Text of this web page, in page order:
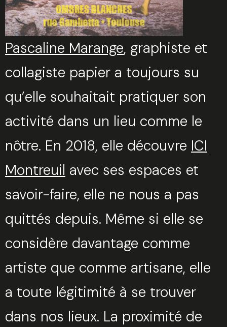
Pascaline Marange, graphiste et
collagiste papier a toujours su
qu’elle souhaitait pratiquer son
activité dans un lieu comme le
nôtre. En 2018, elle découvre ICI
Montreuil avec ses espaces et
savoir-faire, elle ne nous a pas
quittés depuis. Même si elle se
considère davantage comme
artiste que comme artisane, elle
a toute légitimité à se trouver
dans nos lieux. La proximité de